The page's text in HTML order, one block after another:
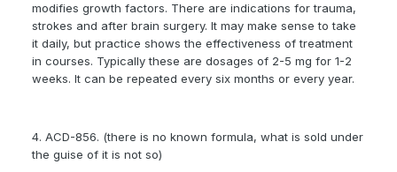
modifies growth factors. There are indications for trauma,
strokes and after brain surgery. It may make sense to take
it daily, but practice shows the effectiveness of treatment
in courses. Typically these are dosages of 2-5 mg for 1-2
weeks. It can be repeated every six months or every year.
4. ACD-856. (there is no known formula, what is sold under
the guise of it is not so)